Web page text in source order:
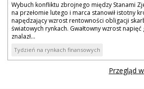
Wybuch konfliktu zbrojnego między Stanami
na przełomie lutego i marca stanowił istotny
napędzający wzrost rentowności obligacji
światowych rynkach. Gwałtowny wzrost
znalazł...
Tydzień na rynkach finansowych
Przegląd